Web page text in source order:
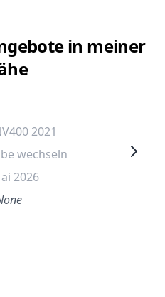
in meiner
2021
wechseln
2026